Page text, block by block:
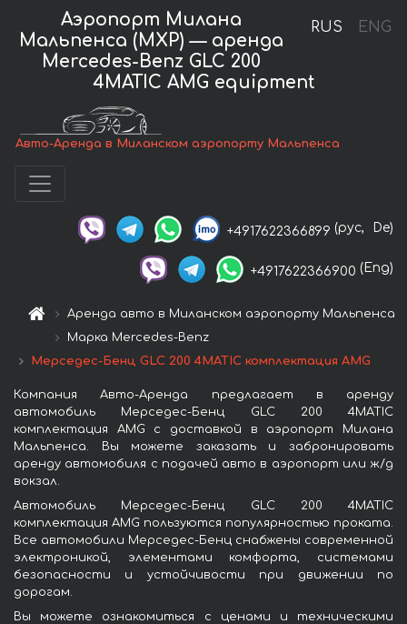
RUS ENG
Аэропорт Милана
Мальпенса (MXP) — аренда
Mercedes-Benz GLC 200
4MATIC AMG equipment
Авто-Аренда в Миланском аэропорту Мальпенса
+4917622366899 (рус, De)
+4917622366900 (Eng)
Аренда авто в Миланском аэропорту Мальпенса
Марка Mercedes-Benz
Мерседес-Бенц GLC 200 4MATIC комплектация AMG
Компания Авто-Аренда предлагает в аренду
автомобиль Мерседес-Бенц GLC 200 4MATIC
комплектация AMG с доставкой в аэропорт Милана
Мальпенса. Вы можете заказать и забронировать
аренду автомобиля с подачей авто в аэропорт или ж/д
вокзал.
Автомобиль Мерседес-Бенц GLC 200 4MATIC
комплектация AMG пользуются популярностью проката.
Все автомобили Мерседес-Бенц снабжены современной
электроникой, элементами комфорта, системами
безопасности и устойчивости при движении по
дорогам.
Вы можете ознакомиться с ценами и техническими